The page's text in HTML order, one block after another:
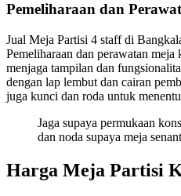
Pemeliharaan dan
Jual Meja Partisi 4 staff di
Pemeliharaan dan perawatan
menjaga tampilan dan
dengan lap lembut dan cairan
juga kunci dan roda untuk
Jaga supaya permukaan
dan noda supaya meja
Harga Meja Partisi